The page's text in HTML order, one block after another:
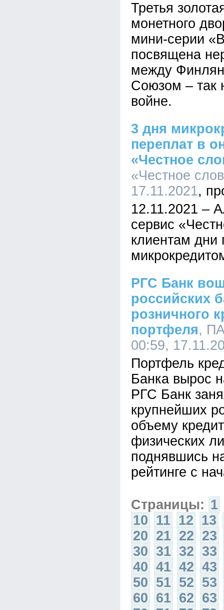
Третья
монетного
мини-серии
посвящена
между
Союзом – так
войне.
3 дня
переплат в
«Честное
«Честное
17.11.2021
12.11.2021 –
сервис
клиентам дни
РГС Банк
российских
розничного
портфеля,
00:59,
Портфель
Банка вырос
РГС Банк
крупнейших
объему
физических
поднявшись
рейтинге с
Страницы: 1
10 11 12 13
20 21 22 23
30 31 32 33
40 41 42 43
50 51 52 53
60 61 62 63